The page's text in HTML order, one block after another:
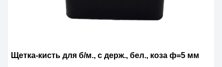
Щетка-кисть для б/м., с держ., бел., коза ф=5 мм